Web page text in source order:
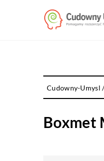
Cudowny-Umysl
Boxmet